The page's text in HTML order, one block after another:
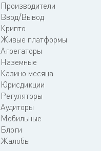
Производители
Ввод/Вывод
Крипто
Живые платформы
Агрегаторы
Наземные
Казино месяца
Юрисдикции
Регуляторы
Аудиторы
Мобильные
Блоги
Жалобы